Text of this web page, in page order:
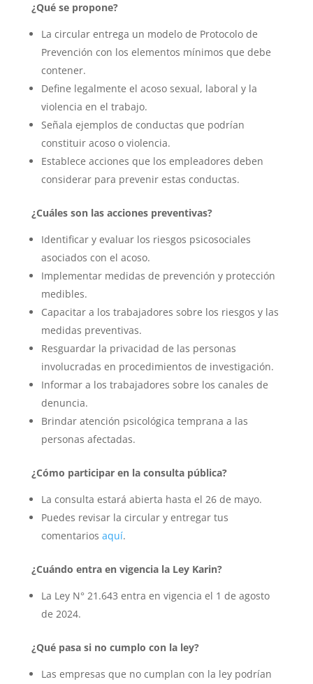
¿Qué se propone?
La circular entrega un modelo de Protocolo de
Prevención con los elementos mínimos que debe
contener.
Define legalmente el acoso sexual, laboral y la
violencia en el trabajo.
Señala ejemplos de conductas que podrían
constituir acoso o violencia.
Establece acciones que los empleadores deben
considerar para prevenir estas conductas.
¿Cuáles son las acciones preventivas?
Identificar y evaluar los riesgos psicosociales
asociados con el acoso.
Implementar medidas de prevención y protección
medibles.
Capacitar a los trabajadores sobre los riesgos y las
medidas preventivas.
Resguardar la privacidad de las personas
involucradas en procedimientos de investigación.
Informar a los trabajadores sobre los canales de
denuncia.
Brindar atención psicológica temprana a las
personas afectadas.
¿Cómo participar en la consulta pública?
La consulta estará abierta hasta el 26 de mayo.
Puedes revisar la circular y entregar tus
comentarios aquí.
¿Cuándo entra en vigencia la Ley Karin?
La Ley N° 21.643 entra en vigencia el 1 de agosto
de 2024.
¿Qué pasa si no cumplo con la ley?
Las empresas que no cumplan con la ley podrían